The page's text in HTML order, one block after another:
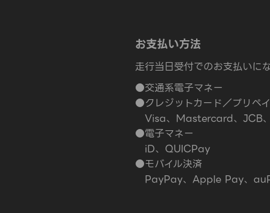
お支払い方法
走行当日受付でのお支払いに
●交通系電子マネー
●クレジットカード／プリペ
Visa、Mastercard、JCB、
●電子マネー
iD、QUICPay
●モバイル決済
PayPay、Apple Pay、